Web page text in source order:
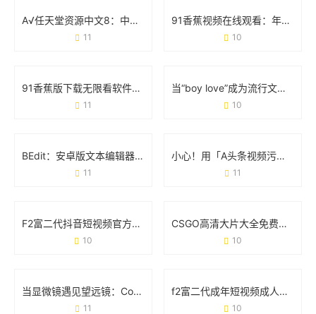
A√任天堂资源中文8：中文玩家的宝藏库与游戏生态革新
11
91香蕉视频在线观看：年轻人都在追的娱乐新阵地
10
91香蕉版下载无限看软件：用户关心的那些事儿
11
当“boy love”成为流行文化：那些你不可不知的日常现象
10
BEdit：安卓版文本编辑器的「轻量级」生存法则
11
小心！用「A头条视频污破解版百度云」的人现在都后悔了
11
F2富二代抖音短视频官方下载安装指南：安全获取与使用全攻略
10
CSGO高清大片大全免费观看：玩家的必备资源库与实战技巧
10
当显微镜遇见望远镜：Cosmos里藏着多少你不知道的事
11
f2富二代成年短视频成人版：一场流量狂欢下的争议与真相
10